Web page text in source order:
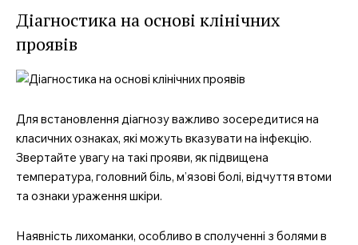
Діагностика на основі клінічних
проявів
Для встановлення діагнозу важливо зосередитися на
класичних ознаках, які можуть вказувати на інфекцію.
Звертайте увагу на такі прояви, як підвищена
температура, головний біль, м’язові болі, відчуття втоми
та ознаки ураження шкіри.
Наявність лихоманки, особливо в сполученні з болями в